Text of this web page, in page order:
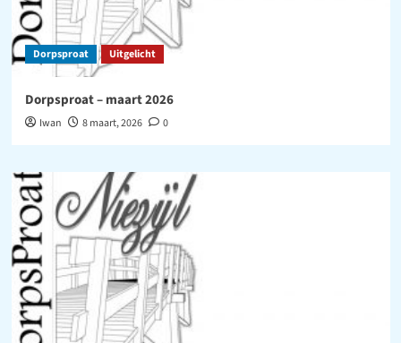
Dorpsproat Uitgelicht
Dorpsproat – maart 2026
Iwan 8 maart, 2026 0